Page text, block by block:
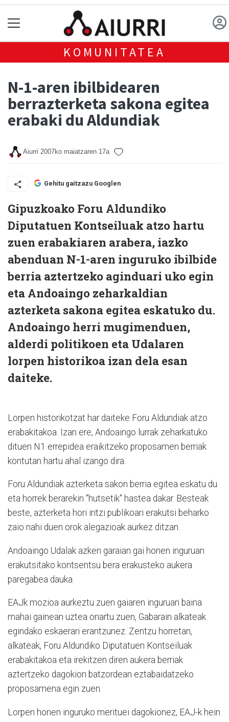
KOMUNITATEA
N-1-aren ibilbidearen
berrazterketa sakona egitea
erabaki du Aldundiak
Aiurri 2007ko maiatzaren 17a
Gehitu gaitzazu Googlen
Gipuzkoako Foru Aldundiko
Diputatuen Kontseiluak atzo hartu
zuen erabakiaren arabera, iazko
abenduan N-1-aren inguruko ibilbide
berria aztertzeko aginduari uko egin
eta Andoaingo zeharkaldian
azterketa sakona egitea eskatuko du.
Andoaingo herri mugimenduen,
alderdi politikoen eta Udalaren
lorpen historikoa izan dela esan
daiteke.
Lorpen historikotzat har daiteke Foru Aldundiak atzo
erabakitakoa. Izan ere, Andoaingo lurrak zeharkatuko
dituen N1 errepidea eraikitzeko proposamen berriak
kontutan hartu ahal izango dira.
Foru Aldundiak azterketa sakon berria egitea eskatu du
eta horrek berarekin "hutsetik" hastea dakar. Besteak
beste, azterketa hori iritzi publikoari erakutsi beharko
zaio nahi duen orok alegazioak aurkez ditzan.
Andoaingo Udalak azken garaian gai honen inguruan
erakutsitako kontsentsu bera erakusteko aukera
paregabea dauka.
EAJk mozioa aurkeztu zuen gaiaren inguruan baina
mahai gainean uztea onartu zuen, Gabarain alkateak
egindako eskaerari erantzunez. Zentzu horretan,
alkateak, Foru Aldundiko Diputatuen Kontseiluak
erabakitakoa eta irekitzen diren aukera berriak
aztertzeko dagokion batzordean eztabaidatzeko
proposamena egin zuen.
Lorpen honen inguruko merituei dagokionez, EAJ-k hein